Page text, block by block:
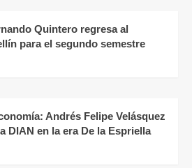
Quintero regresa al
para el segundo semestre
Andrés Felipe Velásquez
DIAN en la era De la Espriella